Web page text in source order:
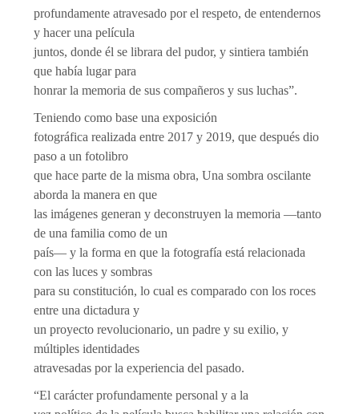
profundamente atravesado por el respeto, de entendernos
y hacer una película
juntos, donde él se librara del pudor, y sintiera también
que había lugar para
honrar la memoria de sus compañeros y sus luchas”.
Teniendo como base una exposición
fotográfica realizada entre 2017 y 2019, que después dio
paso a un fotolibro
que hace parte de la misma obra, Una sombra oscilante
aborda la manera en que
las imágenes generan y deconstruyen la memoria —tanto
de una familia como de un
país— y la forma en que la fotografía está relacionada
con las luces y sombras
para su constitución, lo cual es comparado con los roces
entre una dictadura y
un proyecto revolucionario, un padre y su exilio, y
múltiples identidades
atravesadas por la experiencia del pasado.
“El carácter profundamente personal y a la